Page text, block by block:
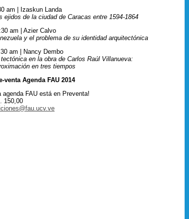
am | Izaskun Landa
ejidos de la ciudad de Caracas entre 1594-1864
am | Azier Calvo
y el problema de su identidad arquitectónica
am | Nancy Dembo
en la obra de Carlos Raúl Villanueva:
en tres tiempos
venta Agenda FAU 2014
agenda FAU está en Preventa!
150,00